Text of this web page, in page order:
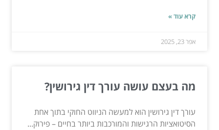
קרא עוד »
אפר 23, 2025
מה בעצם עושה עורך דין גירושין?
עורך דין גירושין הוא למעשה הניווט החוקי בתוך אחת
הסיטואציות הרגישות והמורכבות ביותר בחיים – פירוק...